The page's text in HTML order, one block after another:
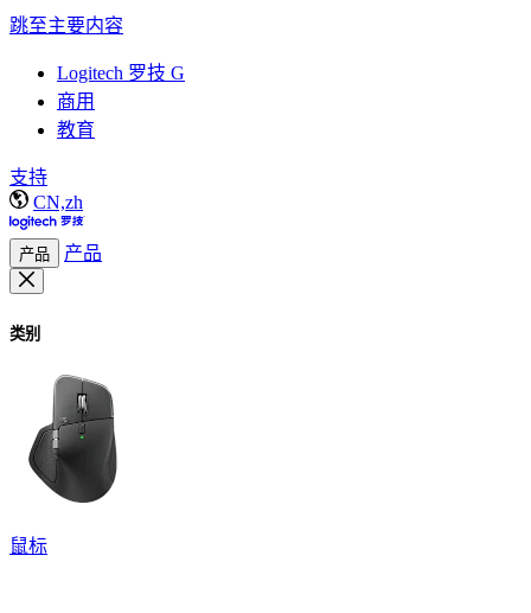
跳至主要内容
Logitech 罗技 G
商用
教育
支持
CN,zh
产品 产品
类别
鼠标